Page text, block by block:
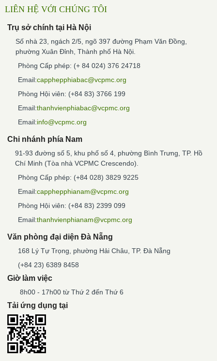
LIÊN HỆ VỚI CHÚNG TÔI
Trụ sở chính tại Hà Nội
Số nhà 23, ngách 2/5, ngõ 397 đường Phạm Văn Đồng,
phường Xuân Đỉnh, Thành phố Hà Nội.
Phòng Cấp phép: (+ 84 024) 376 24718
Email:capphepphiabac@vcpmc.org
Phòng Hội viên: (+84 83) 3766 199
Email:thanhvienphiabac@vcpmc.org
Email:info@vcpmc.org
Chi nhánh phía Nam
91-93 đường số 5, khu phố số 4, phường Bình Trưng, TP. Hồ
Chí Minh (Tòa nhà VCPMC Crescendo).
Phòng Cấp phép: (+84 028) 3829 9225
Email:capphepphianam@vcpmc.org
Phòng Hội viên: (+84 83) 2399 099
Email:thanhvienphianam@vcpmc.org
Văn phòng đại diện Đà Nẵng
168 Lý Tự Trọng, phường Hải Châu, TP. Đà Nẵng
(+84 23) 6389 8458
Giờ làm việc
8h00 - 17h00 từ Thứ 2 đến Thứ 6
Tải ứng dụng tại